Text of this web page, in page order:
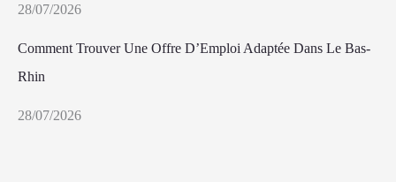
28/07/2026
Comment Trouver Une Offre D’Emploi Adaptée Dans Le Bas-
Rhin
28/07/2026